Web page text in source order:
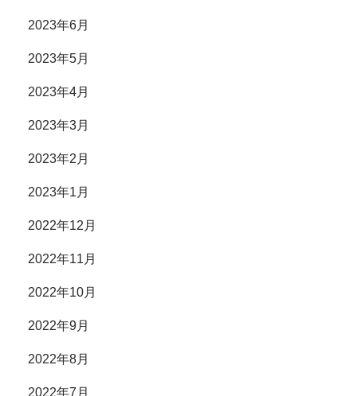
2023年6月
2023年5月
2023年4月
2023年3月
2023年2月
2023年1月
2022年12月
2022年11月
2022年10月
2022年9月
2022年8月
2022年7月